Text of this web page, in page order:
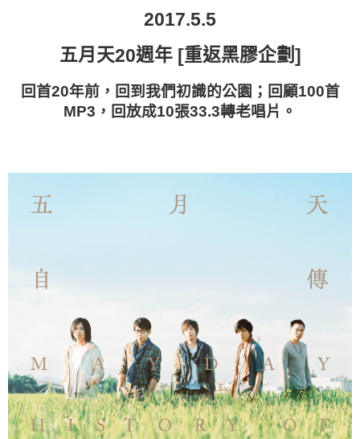
2017.5.5
五月天20週年[重返黑膠企劃 ]
回首20年前，回到我們初識的公園；回顧100首
MP3 ，回放成10張33.3轉老唱片。